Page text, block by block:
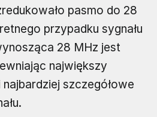
pasmo do 28
przypadku sygnału
28 MHz jest
największy
szczegółowe